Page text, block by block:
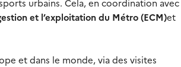
urbains. Cela, en coordination avec
et l’exploitation du Métro (ECM)et
et dans le monde, via des visites